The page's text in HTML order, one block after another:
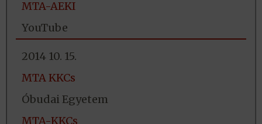
MTA-AEKI
YouTube
2014 10. 15.
MTA KKCs
Óbudai Egyetem
MTA-KKCs